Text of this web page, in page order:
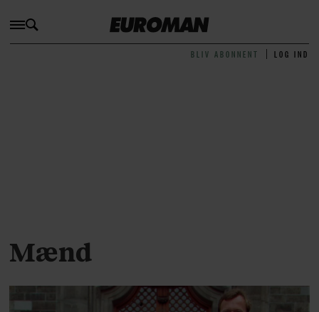
BLIV ABONNENT LOG IND
Mænd